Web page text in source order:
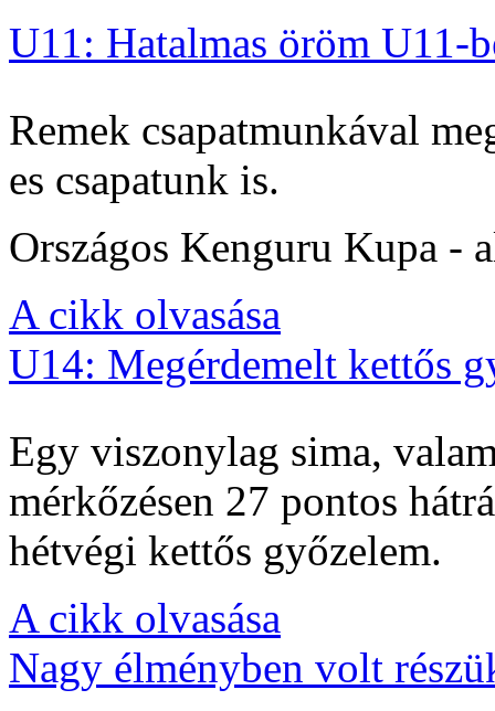
U11: Hatalmas öröm U11-
Remek csapatmunkával
es csapatunk is.
Országos Kenguru Kupa -
A cikk olvasása
U14: Megérdemelt kettős
Egy viszonylag sima,
mérkőzésen 27 pontos
hétvégi kettős győzelem.
A cikk olvasása
Nagy élményben volt